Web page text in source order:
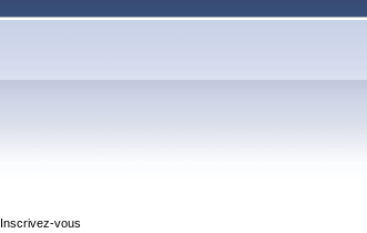
Inscrivez-vous